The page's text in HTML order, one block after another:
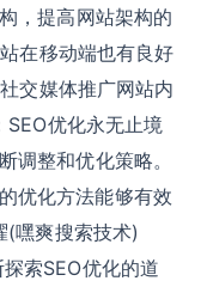
，提高网站架构的
在移动端也有良好
交媒体推广网站内
优化永无止境
调整和优化策略。
优化方法能够有效
嘿爽搜索技术)
索SEO优化的道